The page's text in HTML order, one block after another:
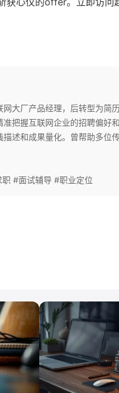
网大厂产品经理，后转型为简
的招聘偏好和关键词。 她独创了一套针对互联网岗位的简历优
述和成果量化。曾帮助多位传统
职 #面试辅导 #职业定位